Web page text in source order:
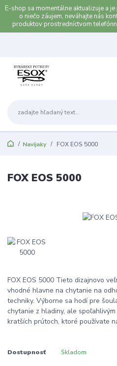
E-shop sa momentálne aktualizuje a
o niečo záujem, neváhajte nás
produktov prostredníctvom
Navijaky FOX EOS 5000
FOX EOS 5000
FOX EOS 5000 Tieto dizajnovo
vhodné hlavne na chytanie na
techniky. Výborne sa hodí pre
chytanie z hladiny, ale
kratších prútoch, ktoré používate
Dostupnosť Skladom